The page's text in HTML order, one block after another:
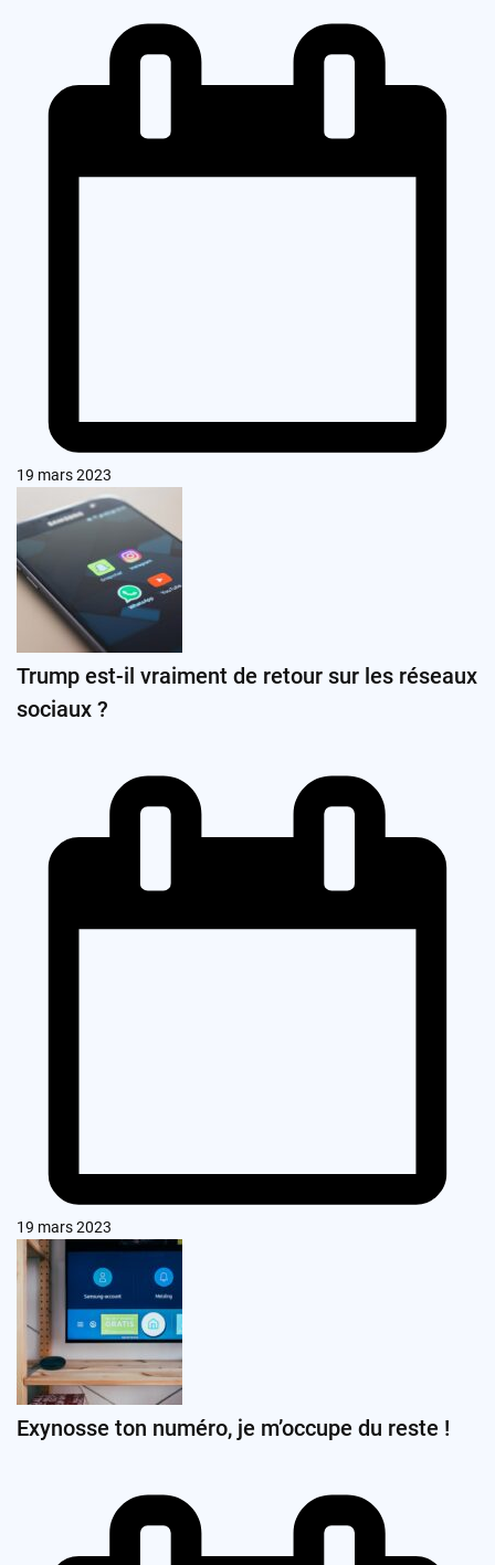
19 mars 2023
Trump est-il vraiment de retour sur les réseaux
sociaux ?
19 mars 2023
Exynosse ton numéro, je m’occupe du reste !